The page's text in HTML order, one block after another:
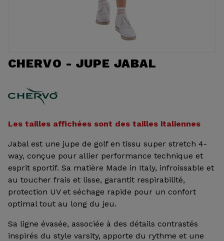
CHERVO - JUPE JABAL
Les tailles affichées sont des tailles italiennes
Jabal est une jupe de golf en tissu super stretch 4-
way, conçue pour allier performance technique et
esprit sportif. Sa matière Made in Italy, infroissable et
au toucher frais et lisse, garantit respirabilité,
protection UV et séchage rapide pour un confort
optimal tout au long du jeu.
Sa ligne évasée, associée à des détails contrastés
inspirés du style varsity, apporte du rythme et une